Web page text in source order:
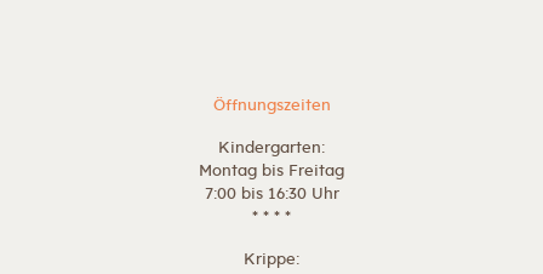
Öffnungszeiten
Kindergarten:
Montag bis Freitag
7:00 bis 16:30 Uhr
* * * *
Krippe: